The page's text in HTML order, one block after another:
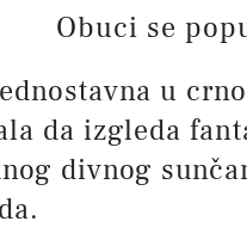
Obuci se
u
da izgleda
divnog